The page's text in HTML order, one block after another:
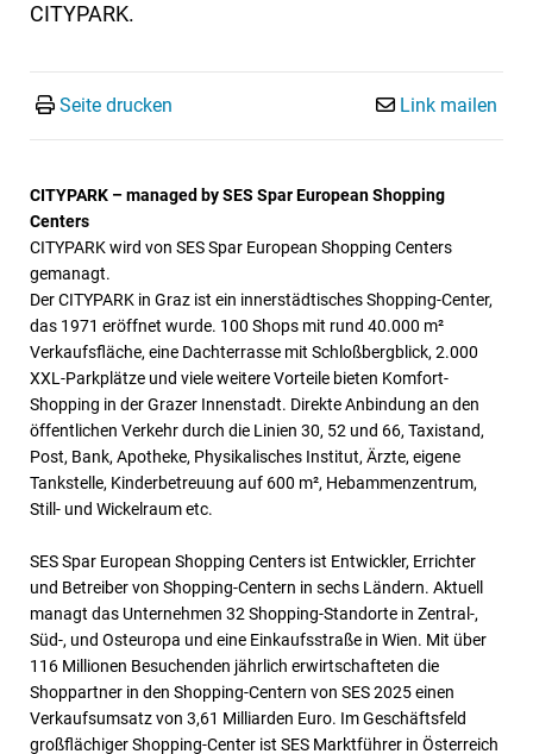
CITYPARK.
Seite drucken Link mailen
CITYPARK – managed by SES Spar European Shopping
Centers
CITYPARK wird von SES Spar European Shopping Centers
gemanagt.
Der CITYPARK in Graz ist ein innerstädtisches Shopping-Center,
das 1971 eröffnet wurde. 100 Shops mit rund 40.000 m²
Verkaufsfläche, eine Dachterrasse mit Schloßbergblick, 2.000
XXL-Parkplätze und viele weitere Vorteile bieten Komfort-
Shopping in der Grazer Innenstadt. Direkte Anbindung an den
öffentlichen Verkehr durch die Linien 30, 52 und 66, Taxistand,
Post, Bank, Apotheke, Physikalisches Institut, Ärzte, eigene
Tankstelle, Kinderbetreuung auf 600 m², Hebammenzentrum,
Still- und Wickelraum etc.
SES Spar European Shopping Centers ist Entwickler, Errichter
und Betreiber von Shopping-Centern in sechs Ländern. Aktuell
managt das Unternehmen 32 Shopping-Standorte in Zentral-,
Süd-, und Osteuropa und eine Einkaufsstraße in Wien. Mit über
116 Millionen Besuchenden jährlich erwirtschafteten die
Shoppartner in den Shopping-Centern von SES 2025 einen
Verkaufsumsatz von 3,61 Milliarden Euro. Im Geschäftsfeld
großflächiger Shopping-Center ist SES Marktführer in Österreich